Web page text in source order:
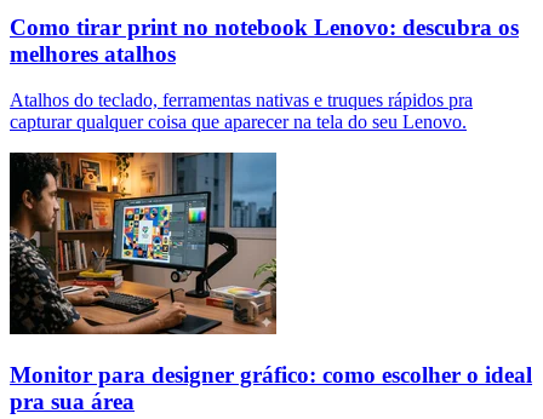
Como tirar print no notebook Lenovo: descubra os
melhores atalhos
Atalhos do teclado, ferramentas nativas e truques rápidos pra
capturar qualquer coisa que aparecer na tela do seu Lenovo.
Monitor para designer gráfico: como escolher o ideal
pra sua área